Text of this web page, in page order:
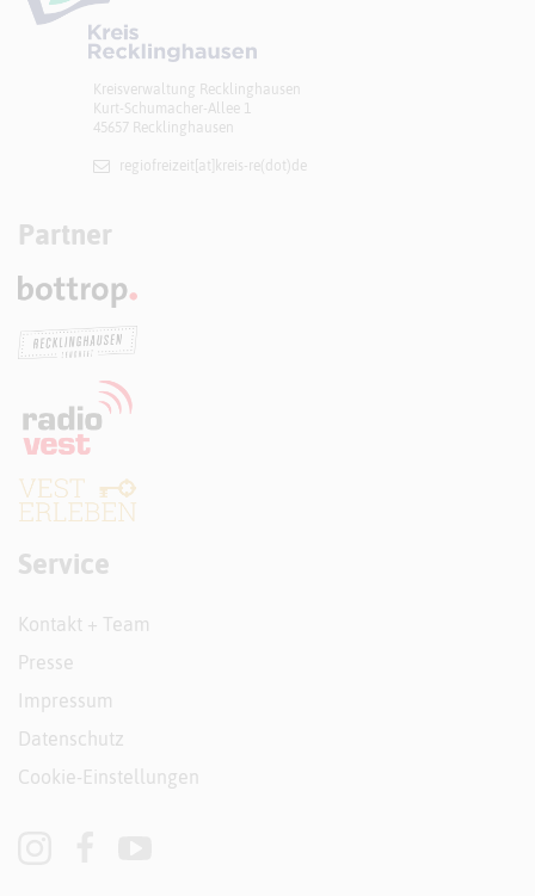
Kreisverwaltung Recklinghausen
Kurt-Schumacher-Allee 1
45657 Recklinghausen
regiofreizeit[at]​kreis-re(dot)de
Partner
Service
Kontakt + Team
Presse
Impressum
Datenschutz
Cookie-Einstellungen